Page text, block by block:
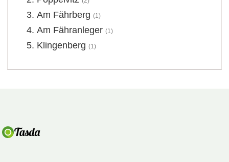
Am Fährberg (1)
Am Fähranleger (1)
Klingenberg (1)